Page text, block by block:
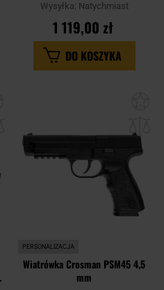
Wysyłka: Natychmiast
1 119,00 zł
DO KOSZYKA
schowka
PERSONALIZACJA
Wiatrówka Crosman PSM45 4,5
mm